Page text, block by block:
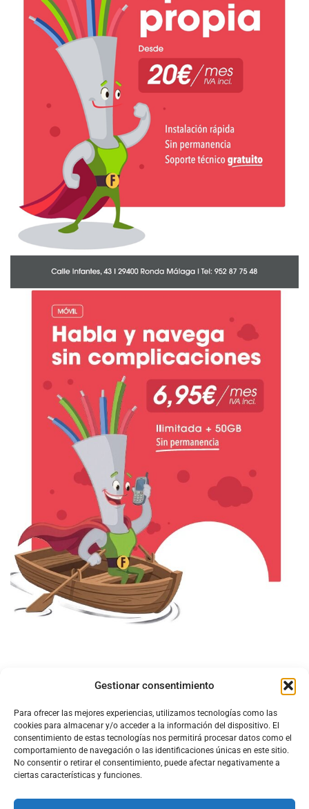
Gestionar consentimiento
Para ofrecer las mejores experiencias, utilizamos tecnologías como las
cookies para almacenar y/o acceder a la información del dispositivo. El
consentimiento de estas tecnologías nos permitirá procesar datos como el
comportamiento de navegación o las identificaciones únicas en este sitio.
No consentir o retirar el consentimiento, puede afectar negativamente a
ciertas características y funciones.